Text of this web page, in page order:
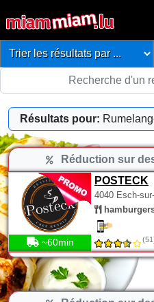
Résultats pour:
Réduction sur
POSTECK
4040 Esch-
~60min